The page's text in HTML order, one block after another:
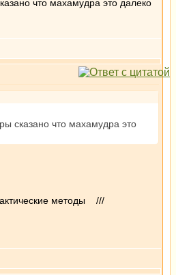
что махамудра это далеко
сказано что махамудра это
методы ///